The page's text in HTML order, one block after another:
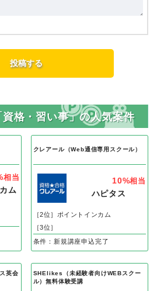
格・習い事」の人気案件
相当
ム
クレアール（Web通信専用スクール）
10%相当
ハピタス
［2位］ポイントインカム
［3位］
条件：新規講座申込完了
英会
SHElikes（未経験者向けWEBスクー
ル）無料体験受講